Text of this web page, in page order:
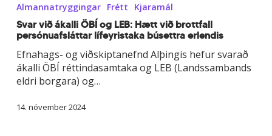
ákalli
ÖBÍ
og
LEB:
Hætt
við
persónuafsláttar
Almannatryggingar Frétt Kjaramál
Svar við ákalli ÖBÍ og LEB: Hætt við brottfall
persónuafsláttar lífeyristaka búsettra erlendis
Efnahags- og viðskiptanefnd Alþingis hefur svarað
ákalli ÖBÍ réttindasamtaka og LEB (Landssambands
eldri borgara) og…
14. nóvember 2024